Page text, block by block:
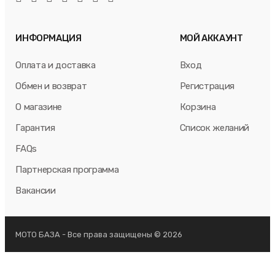
ИНФОРМАЦИЯ
Оплата и доставка
Обмен и возврат
О магазине
Гарантия
FAQs
Партнерская программа
Вакансии
МОЙ АККАУНТ
Вход
Регистрация
Корзина
Список желаний
МОТО БАЗА - Все права защищены © 2026